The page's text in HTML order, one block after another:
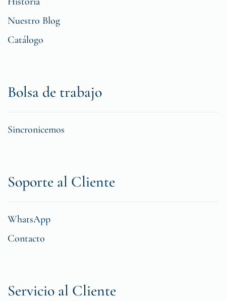
Nuestro Blog
Catálogo
Bolsa de trabajo
Sincronicemos
Soporte al Cliente
WhatsApp
Contacto
Servicio al Cliente